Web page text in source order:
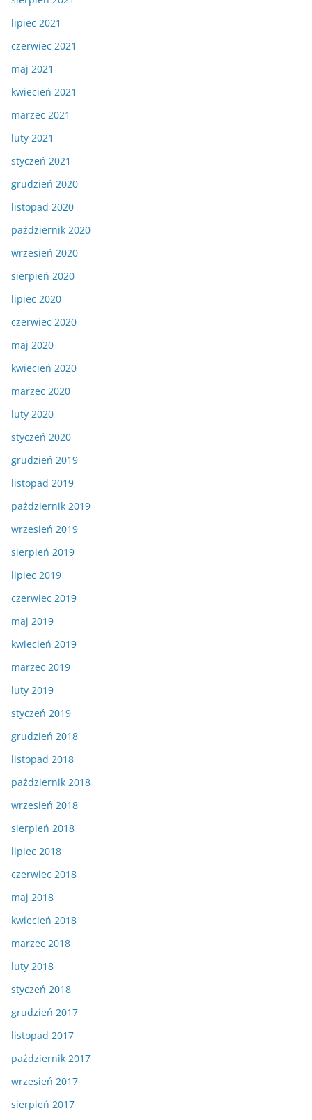
lipiec 2021
czerwiec 2021
maj 2021
kwiecień 2021
marzec 2021
luty 2021
styczeń 2021
grudzień 2020
listopad 2020
październik 2020
wrzesień 2020
sierpień 2020
lipiec 2020
czerwiec 2020
maj 2020
kwiecień 2020
marzec 2020
luty 2020
styczeń 2020
grudzień 2019
listopad 2019
październik 2019
wrzesień 2019
sierpień 2019
lipiec 2019
czerwiec 2019
maj 2019
kwiecień 2019
marzec 2019
luty 2019
styczeń 2019
grudzień 2018
listopad 2018
październik 2018
wrzesień 2018
sierpień 2018
lipiec 2018
czerwiec 2018
maj 2018
kwiecień 2018
marzec 2018
luty 2018
styczeń 2018
grudzień 2017
listopad 2017
październik 2017
wrzesień 2017
sierpień 2017